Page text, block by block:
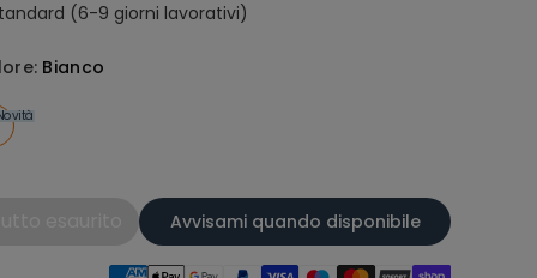
(6-9 giorni lavorativi)
Bianco
Avvisami quando disponibile